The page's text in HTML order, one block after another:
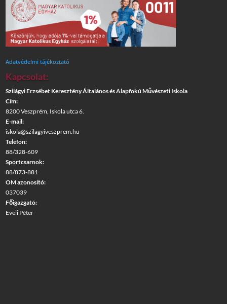
Adatvédelmi tájékoztató
Kapcsolat:
Szilágyi Erzsébet Keresztény Általános és Alapfokú Művészeti Iskola
Cím:
8200 Veszprém, Iskola utca 6.
E-mail:
iskola@szilagyiveszprem.hu
Telefon:
88/328-609
Sportcsarnok:
88/873-881
OM azonosító:
037039
Főigazgató:
Eveli Péter